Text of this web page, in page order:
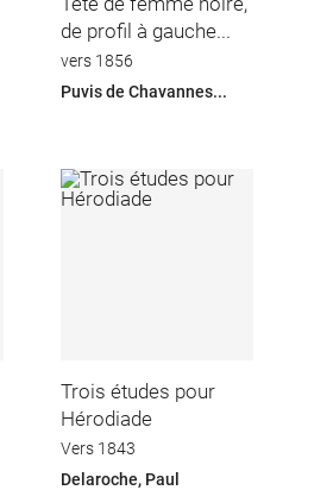
de profil à gauche...
vers 1856
Puvis de Chavannes...
Trois études pour
Hérodiade
Vers 1843
Delaroche, Paul